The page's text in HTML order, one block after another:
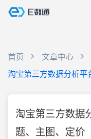
首页
文章中心
淘宝第三方数据分析
淘宝第三方数据
题、主图、定价